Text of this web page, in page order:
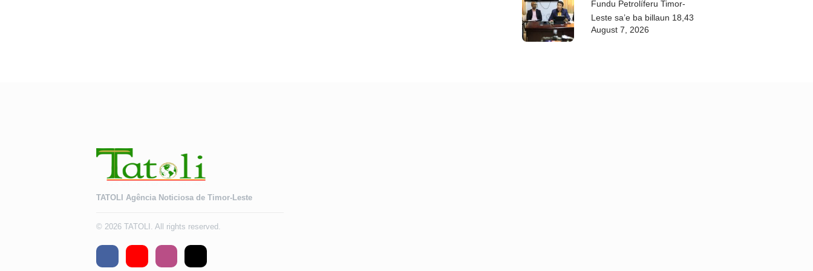
Fundu Petrolíferu Timor-
Leste sa’e ba billaun 18,43
August 7, 2026
TATOLI Agência Noticiosa de Timor-Leste
© 2026 TATOLI. All rights reserved.